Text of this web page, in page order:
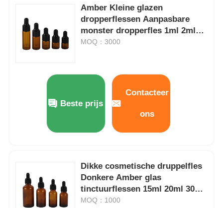
Amber Kleine glazen
dropperflessen Aanpasbare
monster dropperfles 1ml 2ml
3ml 4ml 5ml
MOQ：3000
Beste prijs
Contacteer
ons
Dikke cosmetische druppelfles
Donkere Amber glas
tinctuurflessen 15ml 20ml 30ml
50ml 100ml
MOQ：1000